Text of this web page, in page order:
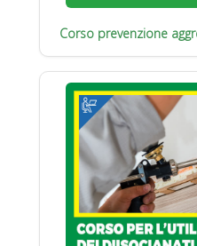
Corso prevenzione